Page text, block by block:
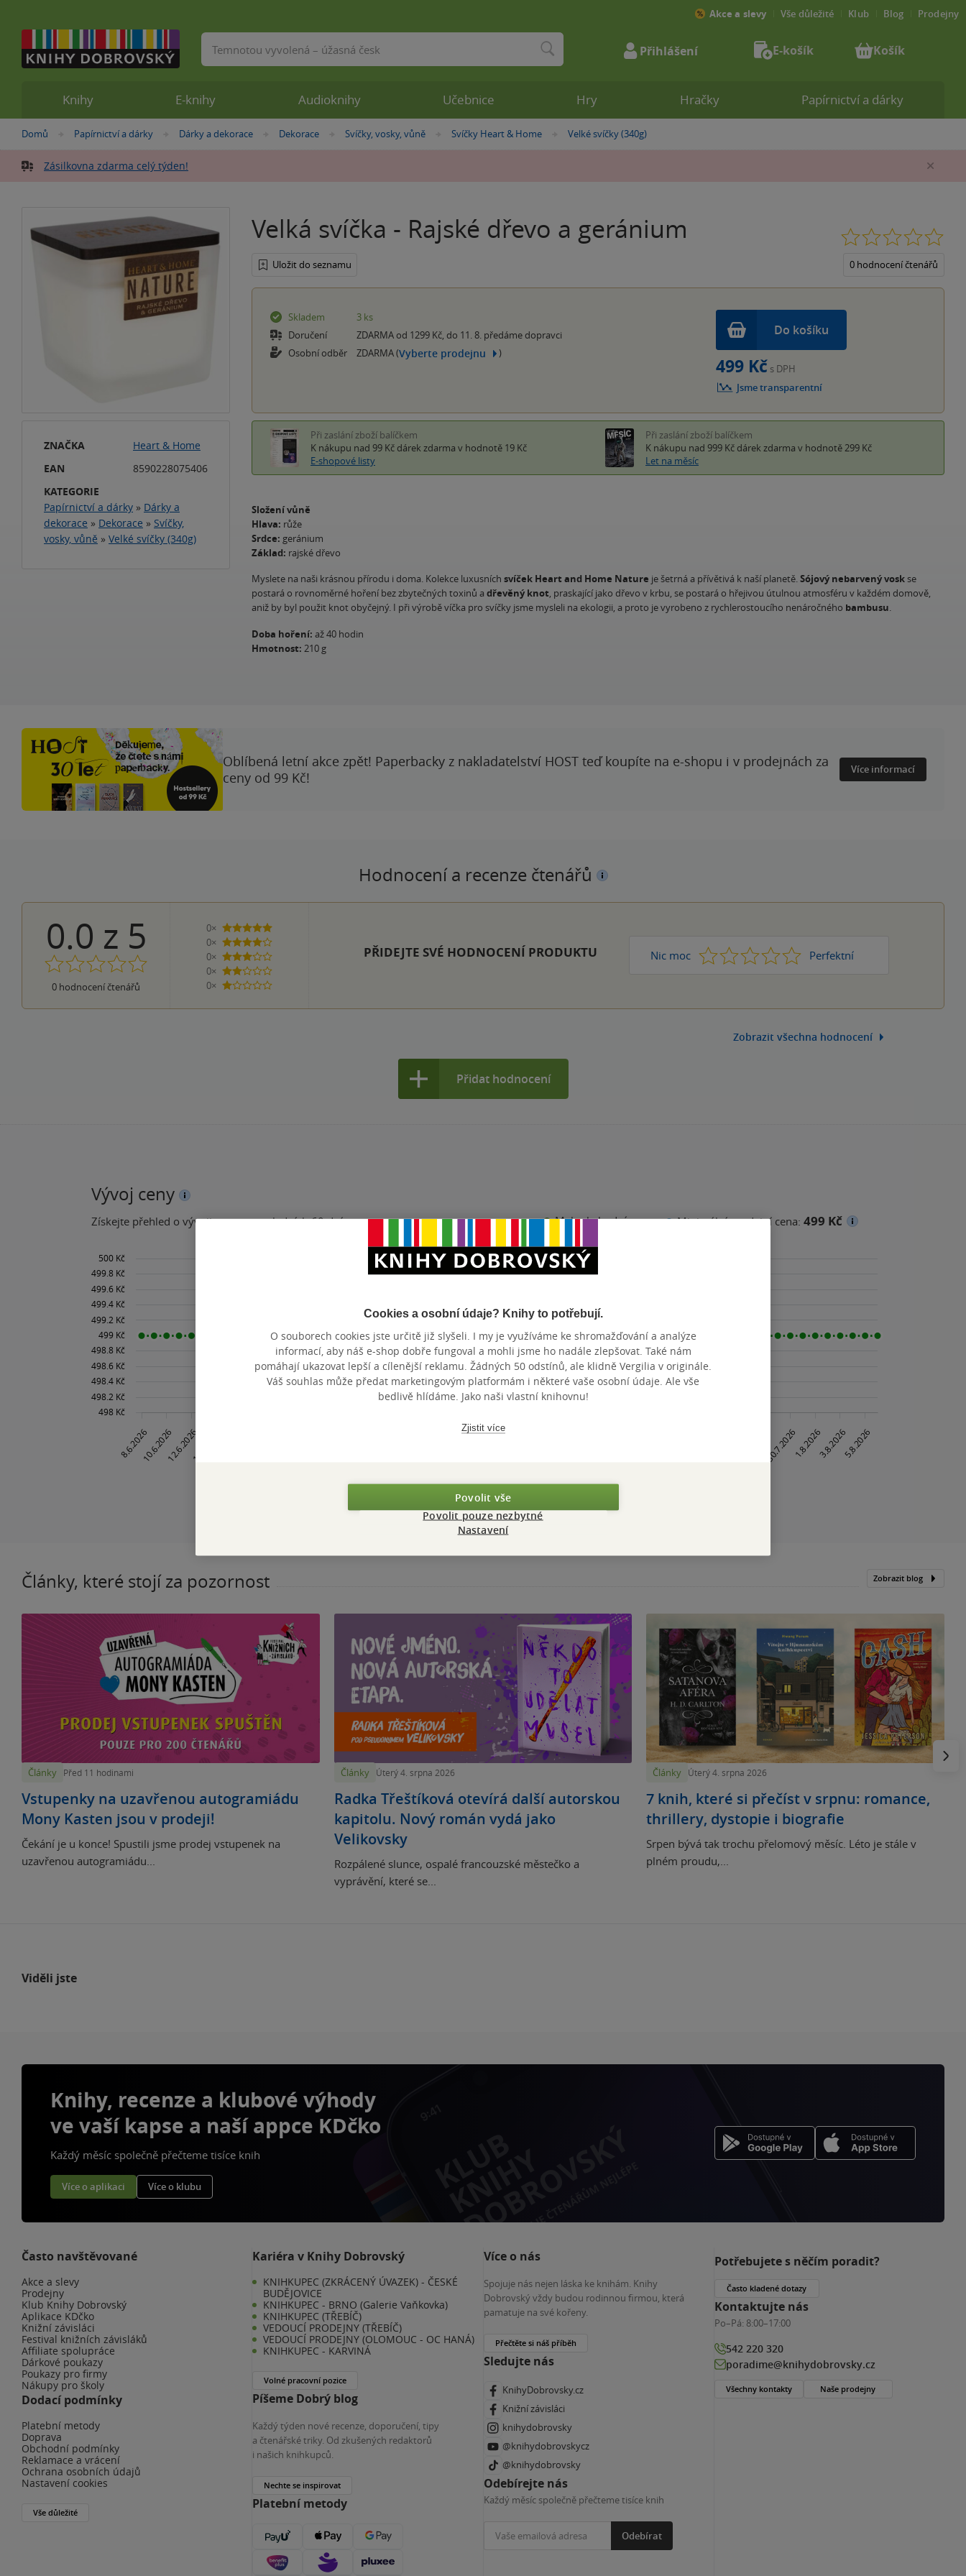
Nacházíte
zde:
Domů »Papírnictví a dárky »
Dárky a dekorace »
Dekorace »
Svíčky, vosky, vůně »
Svíčky Heart & Home »
Velké svíčky (340g)
Zásilkovna zdarma celý týden!
ZNAČKA
Heart & Home
EAN
8590228075406
KATEGORIE
Papírnictví a dárky » Dárky a
dekorace » Dekorace » Svíčky,
vosky, vůně » Velké svíčky (340g)
Velká svíčka - Rajské dřevo a geránium
Uložit do seznamu 0 hodnocení čtenářů
Skladem
3 ks
Doručení
ZDARMA od 1299 Kč, do 11. 8. předáme dopravci
Osobní odběr
ZDARMA (Vyberte prodejnu )
Do košíku
499 Kč s DPH
Jsme transparentní
Při zaslání zboží balíčkem
K nákupu nad 99 Kč dárek zdarma v hodnotě 19 Kč
E-shopové listy
Při zaslání zboží balíčkem
K nákupu nad 999 Kč dárek zdarma v hodnotě 299 Kč
Let na měsíc
Složení vůně
Hlava: růže
Srdce: geránium
Základ: rajské dřevo
Myslete na naši krásnou přírodu i doma. Kolekce luxusních svíček Heart and Home Nature je šetrná a přívětivá k naší planetě.Sójový nebarvený voskse
postará o rovnoměrné hoření bez zbytečných toxinů a dřevěný knot, praskající jako dřevo v krbu, se postará o hřejivou útulnou atmosféru v každém domově,
aniž by byl použit knot obyčejný. I při výrobě víčka pro svíčky jsme mysleli na ekologii, a proto je vyrobeno z rychlerostoucího nenáročného bambusu.
Doba hoření: až 40 hodin
Hmotnost: 210 g
Oblíbená letní akce zpět! Paperbacky z nakladatelství HOST teď koupíte na e-shopu i v prodejnách za
ceny od 99 Kč!
Více informací
Hodnocení a recenze čtenářů
0.0 z 5
0 hodnocení čtenářů
0×
5 hvězdiček
0×
4 hvězdičky
0×
3 hvězdičky
0×
2 hvězdičky
0×
1 hvezdička
PŘIDEJTE SVÉ HODNOCENÍ PRODUKTU Nic moc 1 2 3 4 Perfektní
5
Zobrazit všechna hodnocení
Přidat hodnocení
Vývoj ceny
Získejte přehled o vývoji ceny za posledních 60 dní. Maloobchodní cena Minimální prodejní cena: 499 Kč
Články, které stojí za pozornost Zobrazit blog
Články Před 11 hodinami
Vstupenky na uzavřenou autogramiádu
Mony Kasten jsou v prodeji!
Čekání je u konce! Spustili jsme prodej vstupenek na
uzavřenou autogramiádu...
Články Úterý 4. srpna 2026
Radka Třeštíková otevírá další autorskou
kapitolu. Nový román vydá jako
Velikovsky
Rozpálené slunce, ospalé francouzské městečko a
vyprávění, které se...
Články Úterý 4. srpna 2026
7 knih, které si přečíst v srpnu: romance,
thrillery, dystopie i biografie
Srpen bývá tak trochu přelomový měsíc. Léto je stále v
plném proudu,...
Knihy E-knihy Audioknihy Učebnice Hry Hračky Papírnictví a dárky
Akce a slevy Vše důležité Klub Blog Prodejny
Vyhledávání Přihlášení E-košík Košík
Viděli jste
Knihy, recenze a klubové výhody
ve vaší kapse a naší appce KDčko
Každý měsíc společně přečteme tisíce knih
Více o aplikaci Více o klubu
Často navštěvované
Akce a slevy
Prodejny
Klub Knihy Dobrovský
Aplikace KDčko
Knižní závisláci
Festival knižních závisláků
Affiliate spolupráce
Dárkové poukazy
Poukazy pro firmy
Nákupy pro školy
Dodací podmínky
Platební metody
Doprava
Obchodní podmínky
Reklamace a vrácení
Ochrana osobních údajů
Nastavení cookies
Vše důležité
Kariéra v Knihy Dobrovský
KNIHKUPEC (ZKRÁCENÝ ÚVAZEK) - ČESKÉ
BUDĚJOVICE
KNIHKUPEC - BRNO (Galerie Vaňkovka)
KNIHKUPEC (TŘEBÍČ)
VEDOUCÍ PRODEJNY (TŘEBÍČ)
VEDOUCÍ PRODEJNY (OLOMOUC - OC HANÁ)
KNIHKUPEC - KARVINÁ
Volné pracovní pozice
Píšeme Dobrý blog
Každý týden nové recenze, doporučení, tipy
a čtenářské triky. Od zkušených redaktorů
i našich knihkupců.
Nechte se inspirovat
Platební metody
Více o nás
Spojuje nás nejen láska ke knihám. Knihy
Dobrovský vždy budou rodinnou firmou, která
pamatuje na své kořeny.
Přečtěte si náš příběh
Sledujte nás
KnihyDobrovsky.cz
Knižní závisláci
knihydobrovsky
@knihydobrovskycz
@knihydobrovsky
Odebírejte nás
Každý měsíc společně přečteme tisíce knih
Odebírat
Potřebujete s něčím poradit?
Často kladené dotazy
Kontaktujte nás
Po–Pá: 8:00–17:00
542 220 320
poradime@knihydobrovsky.cz
Všechny kontakty Naše prodejny
Cookies a osobní údaje? Knihy to potřebují.
O souborech cookies jste určitě již slyšeli. I my je využíváme ke shromažďování a analýze
informací, aby náš e-shop dobře fungoval a mohli jsme ho nadále zlepšovat. Také nám
pomáhají ukazovat lepší a cílenější reklamu. Žádných 50 odstínů, ale klidně Vergilia v originále.
Váš souhlas může předat marketingovým platformám i některé vaše osobní údaje. Ale vše
bedlivě hlídáme. Jako naši vlastní knihovnu!
Zjistit více
Povolit vše
Povolit pouze nezbytné
Nastavení